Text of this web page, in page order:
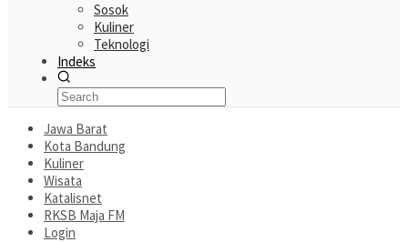
Sosok
Kuliner
Teknologi
Indeks
Jawa Barat
Kota Bandung
Kuliner
Wisata
Katalisnet
RKSB Maja FM
Login